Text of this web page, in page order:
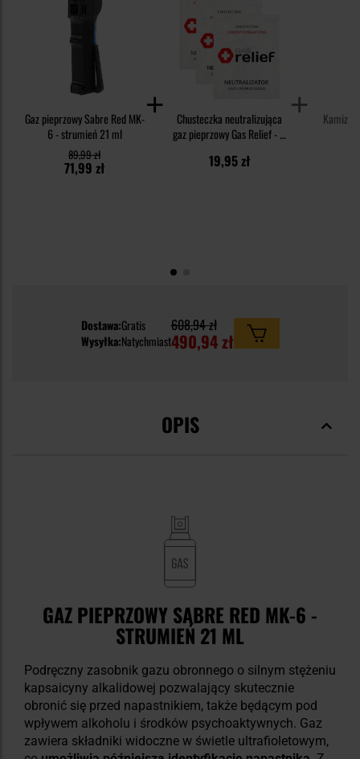
Gaz pieprzowy Sabre Red MK-
6 - strumień 21 ml
71,99 zł
89,99 zł
Chusteczka neutralizująca
gaz pieprzowy Gas Relief - 3
19,95 zł
Dostawa:Gratis
Wysyłka:Natychmiast
608,94 zł
490,94 zł
OPIS
GAZ PIEPRZOWY SABRE RED MK-6 -
STRUMIEŃ 21 ML
Podręczny zasobnik gazu obronnego o silnym stężeniu
kapsaicyny alkalidowej pozwalający skutecznie
obronić się przed napastnikiem, także będącym pod
wpływem alkoholu i środków psychoaktywnych. Gaz
zawiera składniki widoczne w świetle ultrafioletowym,